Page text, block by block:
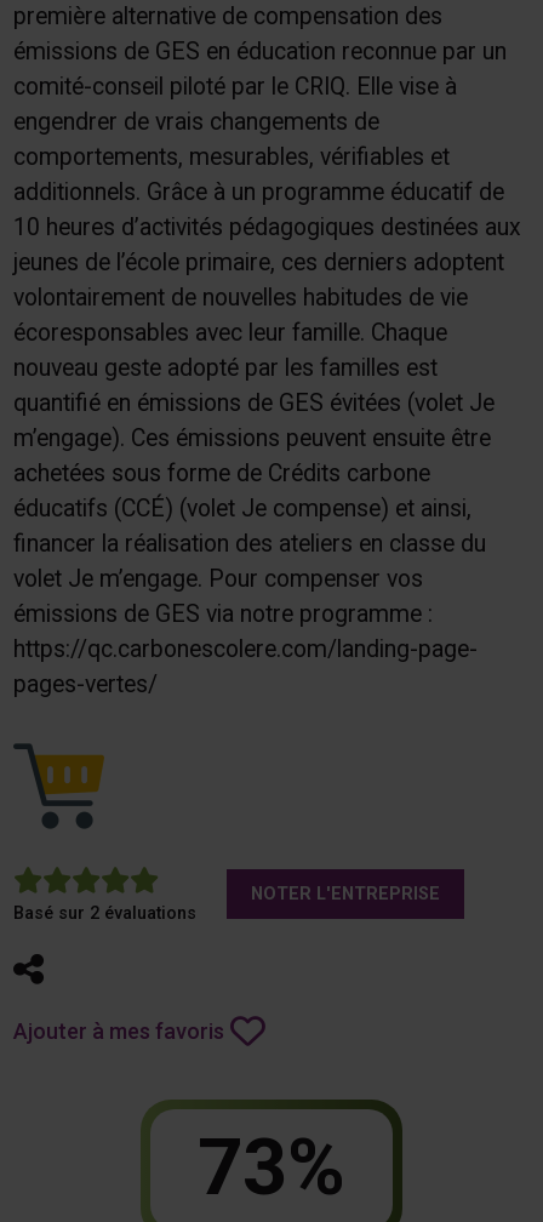
première alternative de compensation des
émissions de GES en éducation reconnue par un
comité-conseil piloté par le CRIQ. Elle vise à
engendrer de vrais changements de
comportements, mesurables, vérifiables et
additionnels. Grâce à un programme éducatif de
10 heures d’activités pédagogiques destinées aux
jeunes de l’école primaire, ces derniers adoptent
volontairement de nouvelles habitudes de vie
écoresponsables avec leur famille. Chaque
nouveau geste adopté par les familles est
quantifié en émissions de GES évitées (volet Je
m’engage). Ces émissions peuvent ensuite être
achetées sous forme de Crédits carbone
éducatifs (CCÉ) (volet Je compense) et ainsi,
financer la réalisation des ateliers en classe du
volet Je m’engage. Pour compenser vos
émissions de GES via notre programme :
https://qc.carbonescolere.com/landing-page-
pages-vertes/
5
Basé sur 2 évaluations
NOTER L'ENTREPRISE
Partager
Ajouter à mes favoris
73%